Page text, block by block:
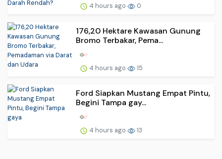
4 hours ago 0
176,20 Hektare Kawasan Gunung
Bromo Terbakar, Pema...
4 hours ago 15
Ford Siapkan Mustang Empat Pintu,
Begini Tampa gay...
4 hours ago 13